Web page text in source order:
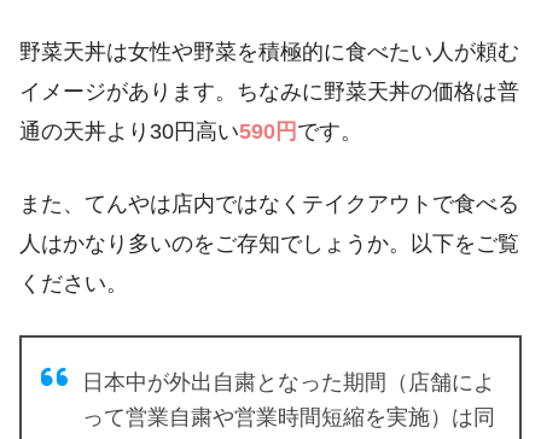
野菜天丼は女性や野菜を積極的に食べたい人が頼む
イメージがあります。ちなみに野菜天丼の価格は普
通の天丼より30円高い590円 です。
また、てんやは店内ではなくテイクアウトで食べる
人はかなり多いのをご存知でしょうか。以下をご覧
ください。
日本中が外出自粛となった期間（店舗によ
って営業自粛や営業時間短縮を実施）は同